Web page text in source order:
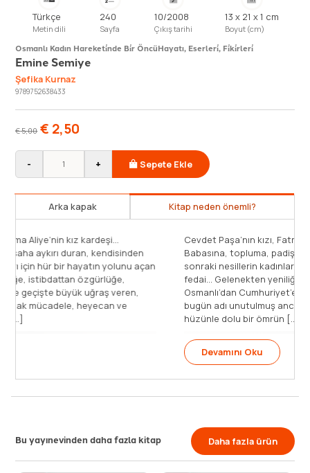
Türkçe
Metin dili
240
Sayfa
10/2008
Çıkış tarihi
13 x 21 x 1 cm
Boyut (cm)
Osmanlı Kadın Hareketi̇nde Bi̇r ÖncüHayatı, Eserleri̇, Fi̇ki̇rleri̇
Emine Semiye
Şefika Kurnaz
9789752638433
€5,00 € 2,50
- + Sepete Ekle
Arka kapak Kitap neden önemli?
açan
Cevdet Paşa’nın kızı, Fatma Aliye’nin kız kardeşi…
Babasına, topluma, padişaha aykırı duran, kendisinden
sonraki nesillerin kadınları için hür bir hayatın yolunu açan
fedai… Gelenekten yeniliğe, istibdattan özgürlüğe,
Osmanlı’dan Cumhuriyet’e geçişte büyük uğraş veren,
bugün adı unutulmuş ancak mücadele, heyecan ve
Bu yayınevinden daha fazla kitap Daha fazla ürün